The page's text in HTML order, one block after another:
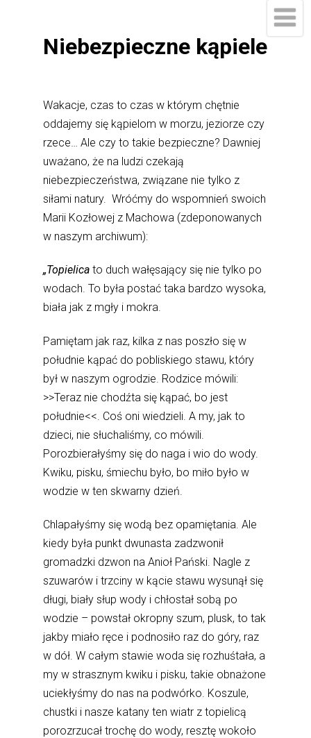
Niebezpieczne kąpiele
Wakacje, czas to czas w którym chętnie
oddajemy się kąpielom w morzu, jeziorze czy
rzece… Ale czy to takie bezpieczne? Dawniej
uważano, że na ludzi czekają
niebezpieczeństwa, związane nie tylko z
siłami natury. Wróćmy do wspomnień swoich
Marii Kozłowej z Machowa (zdeponowanych
w naszym archiwum):
„Topielica to duch wałęsający się nie tylko po
wodach. To była postać taka bardzo wysoka,
biała jak z mgły i mokra.
Pamiętam jak raz, kilka z nas poszło się w
południe kąpać do pobliskiego stawu, który
był w naszym ogrodzie. Rodzice mówili:
>>Teraz nie chodźta się kąpać, bo jest
południe<<. Coś oni wiedzieli. A my, jak to
dzieci, nie słuchaliśmy, co mówili.
Porozbierałyśmy się do naga i wio do wody.
Kwiku, pisku, śmiechu było, bo miło było w
wodzie w ten skwarny dzień.
Chlapałyśmy się wodą bez opamiętania. Ale
kiedy była punkt dwunasta zadzwonił
gromadzki dzwon na Anioł Pański. Nagle z
szuwarów i trzciny w kącie stawu wysunął się
długi, biały słup wody i chłostał sobą po
wodzie – powstał okropny szum, plusk, to tak
jakby miało ręce i podnosiło raz do góry, raz
w dół. W całym stawie woda się rozhuśtała, a
my w strasznym kwiku i pisku, takie obnażone
uciekłyśmy do nas na podwórko. Koszule,
chustki i nasze katany ten wiatr z topielicą
porozrzucał trochę do wody, resztę wokoło